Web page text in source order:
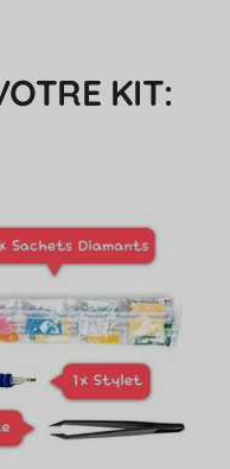
KIT: